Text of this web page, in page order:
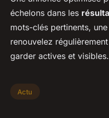
échelons dans les
mots-clés pertinents,
renouvelez
garder actives et visibles.
Actu